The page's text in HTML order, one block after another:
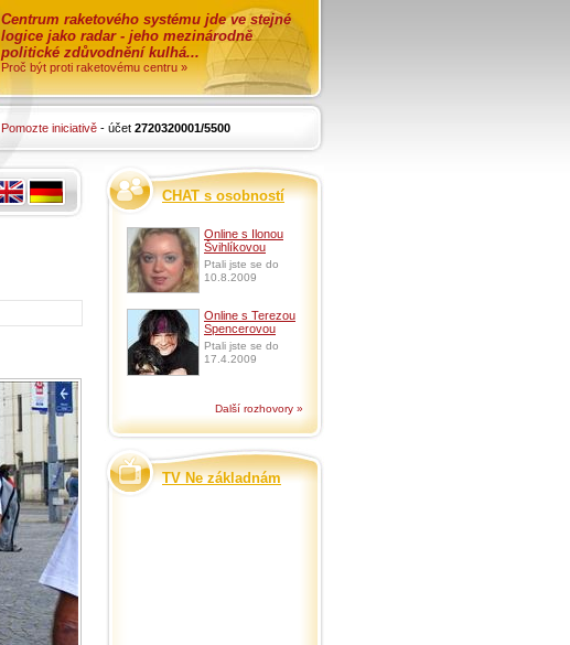
Centrum raketového systému jde ve stejné
logice jako radar - jeho mezinárodně
politické zdůvodnění kulhá...
Proč být proti raketovému centru »
Pomozte iniciativě - účet 2720320001/5500
CHAT s osobností
Online s Ilonou
Švihlíkovou
Ptali jste se do
10.8.2009
Online s Terezou
Spencerovou
Ptali jste se do
17.4.2009
Další rozhovory »
TV Ne základnám